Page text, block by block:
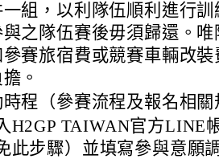
一組，以利隊伍順利進行
之隊伍賽後毋須歸還。
參賽旅宿費或競賽車輛改
。
時程（參賽流程及報名相
H2GP TAIWAN官方LINE
此步驟）並填寫參與意願